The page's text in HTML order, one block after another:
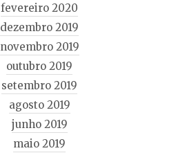
fevereiro 2020
dezembro 2019
novembro 2019
outubro 2019
setembro 2019
agosto 2019
junho 2019
maio 2019